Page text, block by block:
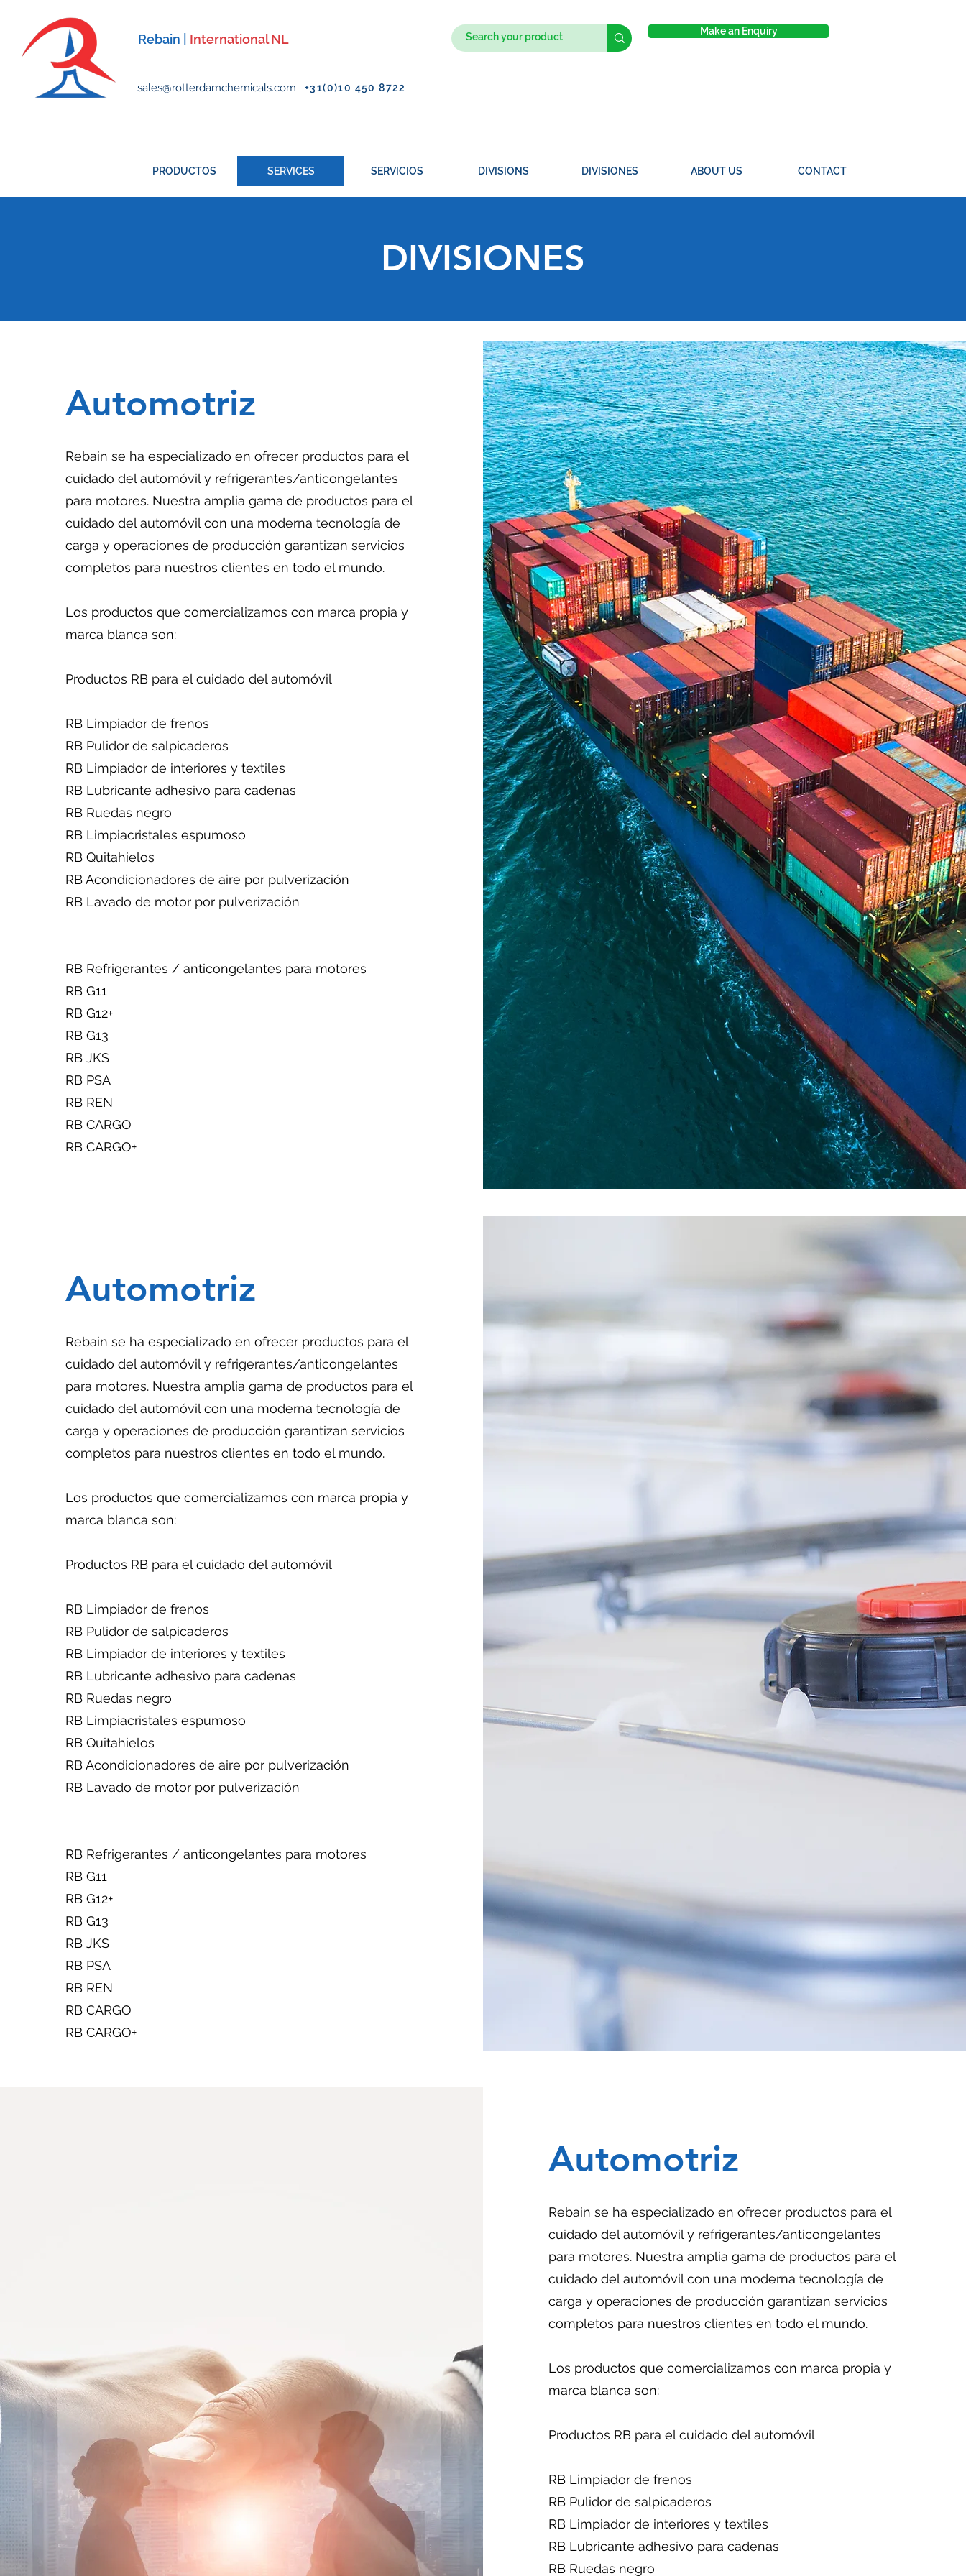
Rebain | International NL
sales@rotterdamchemicals.com +31(0)10 450 8722
Make an Enquiry
PRODUCTOS SERVICES SERVICIOS DIVISIONS DIVISIONES ABOUT US CONTACT
DIVISIONES
Automotriz
Rebain se ha especializado en ofrecer productos para el
cuidado del automóvil y refrigerantes/anticongelantes
para motores. Nuestra amplia gama de productos para el
cuidado del automóvil con una moderna tecnología de
carga y operaciones de producción garantizan servicios
completos para nuestros clientes en todo el mundo.
Los productos que comercializamos con marca propia y
marca blanca son:
Productos RB para el cuidado del automóvil
RB Limpiador de frenos
RB Pulidor de salpicaderos
RB Limpiador de interiores y textiles
RB Lubricante adhesivo para cadenas
RB Ruedas negro
RB Limpiacristales espumoso
RB Quitahielos
RB Acondicionadores de aire por pulverización
RB Lavado de motor por pulverización
RB Refrigerantes / anticongelantes para motores
RB G11
RB G12+
RB G13
RB JKS
RB PSA
RB REN
RB CARGO
RB CARGO+
Automotriz
Rebain se ha especializado en ofrecer productos para el
cuidado del automóvil y refrigerantes/anticongelantes
para motores. Nuestra amplia gama de productos para el
cuidado del automóvil con una moderna tecnología de
carga y operaciones de producción garantizan servicios
completos para nuestros clientes en todo el mundo.
Los productos que comercializamos con marca propia y
marca blanca son:
Productos RB para el cuidado del automóvil
RB Limpiador de frenos
RB Pulidor de salpicaderos
RB Limpiador de interiores y textiles
RB Lubricante adhesivo para cadenas
RB Ruedas negro
RB Limpiacristales espumoso
RB Quitahielos
RB Acondicionadores de aire por pulverización
RB Lavado de motor por pulverización
RB Refrigerantes / anticongelantes para motores
RB G11
RB G12+
RB G13
RB JKS
RB PSA
RB REN
RB CARGO
RB CARGO+
Automotriz
Rebain se ha especializado en ofrecer productos para el
cuidado del automóvil y refrigerantes/anticongelantes
para motores. Nuestra amplia gama de productos para el
cuidado del automóvil con una moderna tecnología de
carga y operaciones de producción garantizan servicios
completos para nuestros clientes en todo el mundo.
Los productos que comercializamos con marca propia y
marca blanca son:
Productos RB para el cuidado del automóvil
RB Limpiador de frenos
RB Pulidor de salpicaderos
RB Limpiador de interiores y textiles
RB Lubricante adhesivo para cadenas
RB Ruedas negro